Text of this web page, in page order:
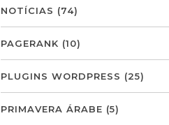
NOTÍCIAS (74)
PAGERANK (10)
PLUGINS WORDPRESS (25)
PRIMAVERA ÁRABE (5)